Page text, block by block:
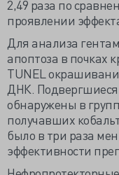
2,49 раза по
проявлении
Для анализа
апоптоза в почках
TUNEL
ДНК. Подвергшиеся
обнаружены в
получавших
было в три раза
эффективности